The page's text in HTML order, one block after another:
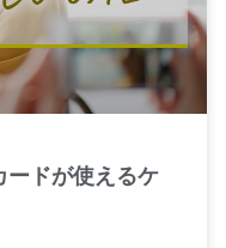
ードが使えるケ